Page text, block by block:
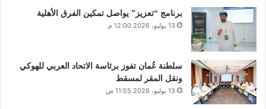
برنامج “تعزيز” يواصل تمكين الفرق الأهلية
13 يوليو، 2026 12:00 م
سلطنة عُمان تفوز برئاسة الاتحاد العربي للهوكي
ونقل المقر لمسقط
13 يوليو، 2026 11:55 ص